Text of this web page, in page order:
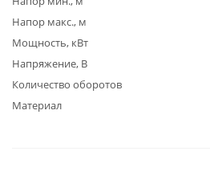
Напор макс., м
Мощность, кВт
Напряжение, В
Количество оборотов
Материал